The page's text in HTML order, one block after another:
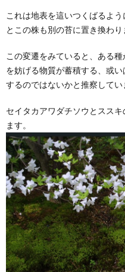
これは地表を這いつくばるよ
とこの株も別の苔に置き換わり
この変遷をみていると、ある
を妨げる物質が蓄積する、或
するのではないかと推察してい
セイタカアワダチソウとスス
ます。